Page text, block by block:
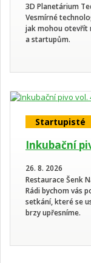
3D Planetárium
Vesmírné
jak mohou otevřít
a startupům.
Startupisté
Inkubační
26. 8. 2026
Restaurace Šenk
Rádi bychom vás
setkání, které se
brzy upřesníme.